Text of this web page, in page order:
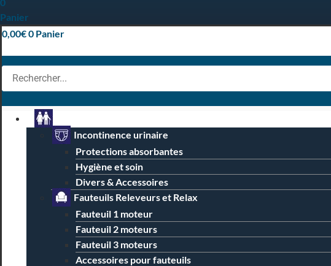
Panier
0,00€0 Panier
Incontinence urinaire
Protections absorbantes
Hygiène et soin
Divers & Accessoires
Fauteuils Releveurs et Relax
Fauteuil 1 moteur
Fauteuil 2 moteurs
Fauteuil 3 moteurs
Accessoires pour fauteuils